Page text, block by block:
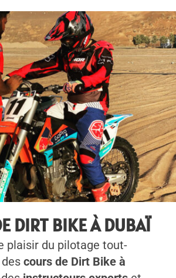
DIRT BIKE À DUBAÏ
plaisir du pilotage tout-
cours de Dirt Bike à